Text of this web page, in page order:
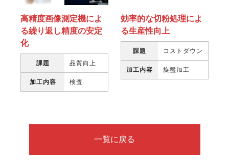
高精度画像測定機によ
る繰り返し精度の安定
化
課題 品質向上
加工内容 検査
効率的な切粉処理によ
る生産性向上
課題 コストダウン
加工内容 旋盤加工
一覧に戻る